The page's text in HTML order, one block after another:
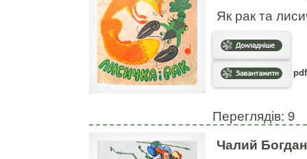
Як рак та
Переглядів: 9
Чалий